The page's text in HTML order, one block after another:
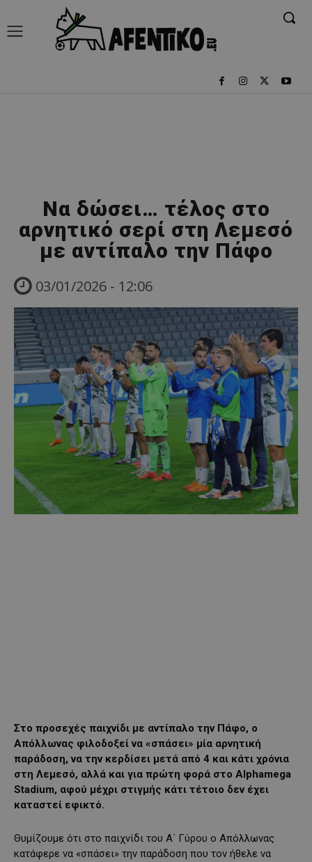
Να δώσει… τέλος στο
αρνητικό σερί στη Λεμεσό
με αντίπαλο την Πάφο
03/01/2026 - 12:06
Στο προσεχές παιχνίδι με αντίπαλο την Πάφο, ο
Απόλλωνας φιλοδοξεί να «σπάσει» μία αρνητική
παράδοση, να την κερδίσει μετά από 4 και κάτι χρόνια
στη Λεμεσό, αλλά και για πρώτη φορά στο Alphamega
Stadium, αφού μέχρι στιγμής κάτι τέτοιο δεν έχει
καταστεί εφικτό.
Θυμίζουμε ότι στο παιχνίδι του Α΄ Γύρου ο Απόλλωνας
κατάφερε να «σπάσει» την παράδοση που τον ήθελε να